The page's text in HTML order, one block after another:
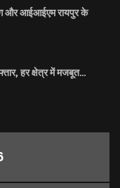
और आईआईएम रायपुर के
हर क्षेत्र में मजबूत…